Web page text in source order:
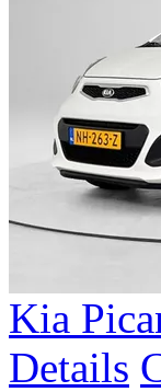
Kia
Details